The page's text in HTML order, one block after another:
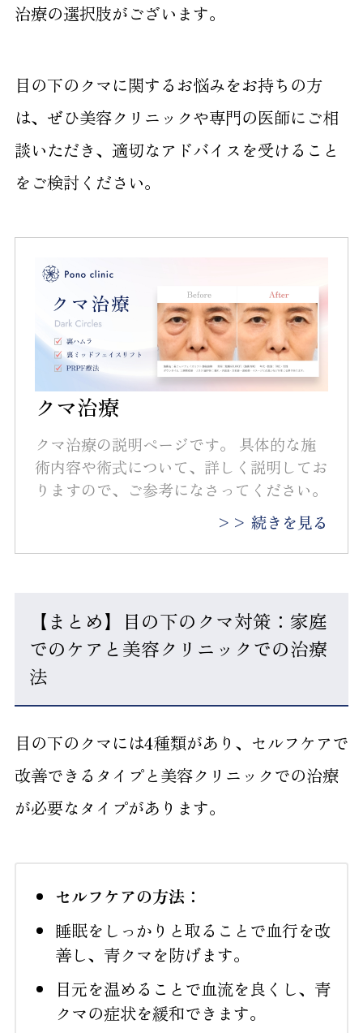
治療の選択肢がございます。
目の下のクマに関するお悩みをお持ちの方
は、ぜひ美容クリニックや専門の医師にご相
談いただき、適切なアドバイスを受けること
をご検討ください。
クマ治療
クマ治療の説明ページです。 具体的な施
術内容や術式について、詳しく説明してお
りますので、ご参考になさってください。
>> 続きを見る
【まとめ】目の下のクマ対策：家庭
でのケアと美容クリニックでの治療
法
目の下のクマには4種類があり、セルフケアで
改善できるタイプと美容クリニックでの治療
が必要なタイプがあります。
セルフケアの方法：
睡眠をしっかりと取ることで血行を改
善し、青クマを防げます。
目元を温めることで血流を良くし、青
クマの症状を緩和できます。